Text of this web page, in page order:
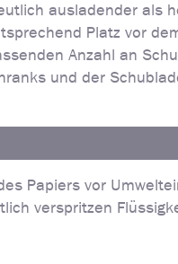
ausladender als
Platz vor
Anzahl an
und der
Papiers vor
verspritzen